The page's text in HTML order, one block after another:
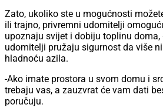
Zato, ukoliko ste u mogućnosti
ili trajno, privremni udomitelji
upoznaju svijet i dobiju toplinu
udomitelji pružaju sigurnost da više
hladnoću azila.
-Ako imate prostora u svom domu i
trebaju vas, a zauzvrat će vam dati
poručuju.